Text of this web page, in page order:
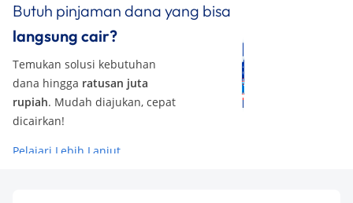
Butuh pinjaman dana yang bisa
langsung cair?
Temukan solusi kebutuhan
dana hingga ratusan juta
rupiah. Mudah diajukan, cepat
dicairkan!
Pelajari Lebih Lanjut